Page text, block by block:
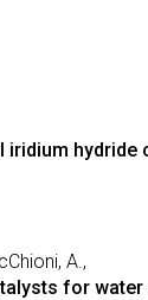
hydride
A.,
for